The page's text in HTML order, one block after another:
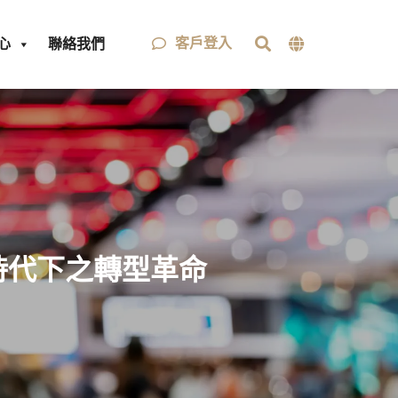
聯絡我們 客戶登入
下之轉型革命